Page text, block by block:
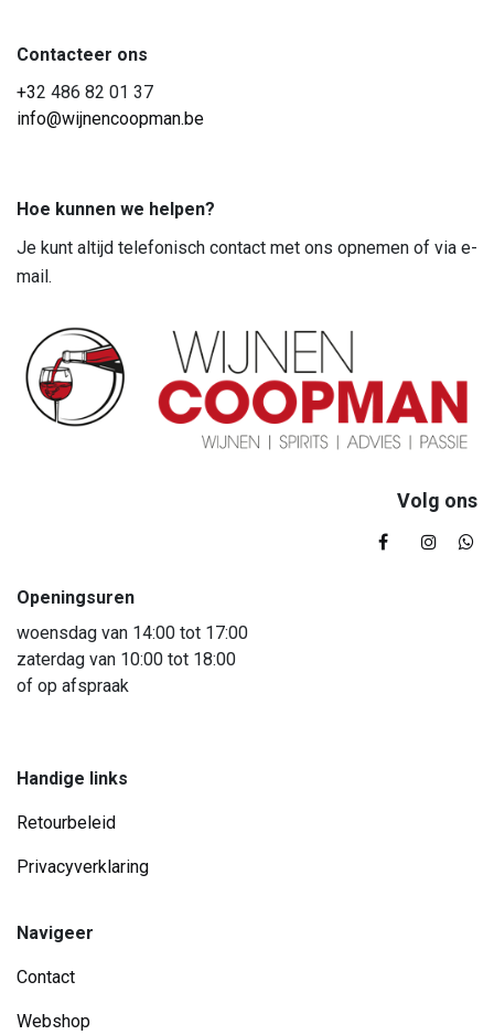
Contacteer ons
+32 486 82 01 37
info@wijnencoopman.be
Hoe kunnen we helpen?
Je kunt altijd telefonisch contact met ons opnemen of via e-
mail.
Volg ons
Openingsuren
woensdag van 14:00 tot 17:00
zaterdag van 10:00 tot 18:00
of op afspraak
Handige links
Retourbeleid
Privacyverklaring
Navigeer
Contact
Webshop